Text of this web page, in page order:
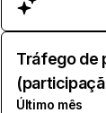
Tráfego de
Último mês